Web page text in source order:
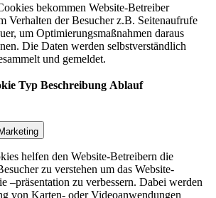
bekommen Website-Betreiber
Verhalten der Besucher z.B. Seitenaufrufe
um Optimierungsmaßnahmen daraus
Die Daten werden selbstverständlich
und gemeldet.
Typ Beschreibung Ablauf
helfen den Website-Betreibern die
zu verstehen um das Website-
–präsentation zu verbessern. Dabei werden
von Karten- oder Videoanwendungen